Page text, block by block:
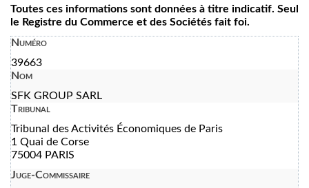
Toutes ces informations sont données à titre indicatif. Seul
le Registre du Commerce et des Sociétés fait foi.
Numéro
39663
Nom
SFK GROUP SARL
Tribunal
Tribunal des Activités Économiques de Paris
1 Quai de Corse
75004 PARIS
Juge-Commissaire